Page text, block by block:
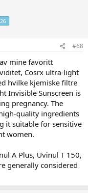
#68
mine favoritt
Cosrx ultra-light
hvilke kjemiske filtre
Invisible Sunscreen is
pregnancy. The
quality ingredients
it suitable for sensitive
women.
A Plus, Uvinul T 150,
generally considered